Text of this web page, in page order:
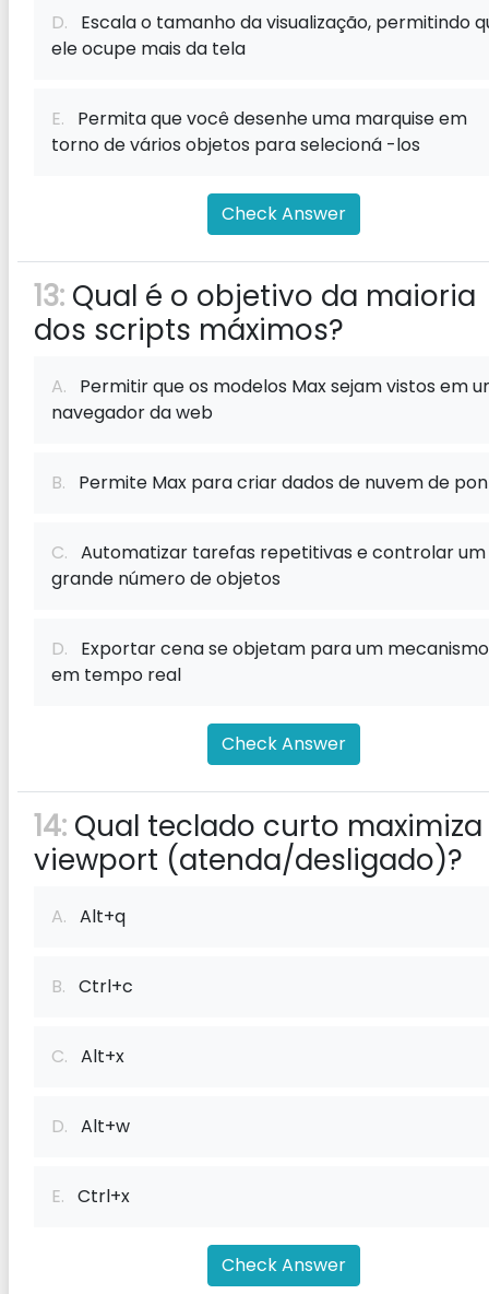
D. Escala o tamanho da visualização, permitindo
ele ocupe mais da tela
E. Permita que você desenhe uma marquise em
torno de vários objetos para selecioná -los
Check Answer
13: Qual é o objetivo da maioria
dos scripts máximos?
A. Permitir que os modelos Max sejam vistos em
navegador da web
B. Permite Max para criar dados de nuvem de
C. Automatizar tarefas repetitivas e controlar um
grande número de objetos
D. Exportar cena se objetam para um mecanismo
em tempo real
Check Answer
14: Qual teclado curto
viewport (atenda/desligado)?
A. Alt+q
B. Ctrl+c
C. Alt+x
D. Alt+w
E. Ctrl+x
Check Answer